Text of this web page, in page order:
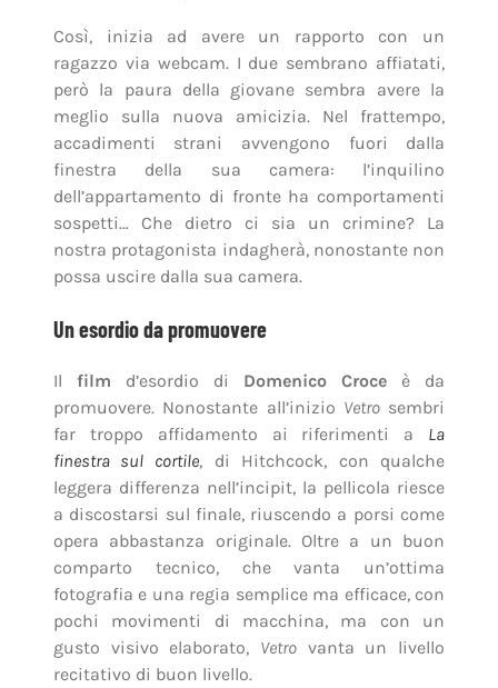
Così, inizia ad avere un rapporto con un
ragazzo via webcam. I due sembrano affiatati,
però la paura della giovane sembra avere la
meglio sulla nuova amicizia. Nel frattempo,
accadimenti strani avvengono fuori dalla
finestra della sua camera: l’inquilino
dell’appartamento di fronte ha comportamenti
sospetti… Che dietro ci sia un crimine? La
nostra protagonista indagherà, nonostante non
possa uscire dalla sua camera.
Un esordio da promuovere
Il film d’esordio di Domenico Croce è da
promuovere. Nonostante all’inizio Vetrosembri
far troppo affidamento ai riferimenti a La
finestra sul cortile, di Hitchcock, con qualche
leggera differenza nell’incipit, la pellicola riesce
a discostarsi sul finale, riuscendo a porsi come
opera abbastanza originale. Oltre a un buon
comparto tecnico, che vanta un’ottima
fotografia e una regia semplice ma efficace, con
pochi movimenti di macchina, ma con un
gusto visivo elaborato, Vetro vanta un livello
recitativo di buon livello.